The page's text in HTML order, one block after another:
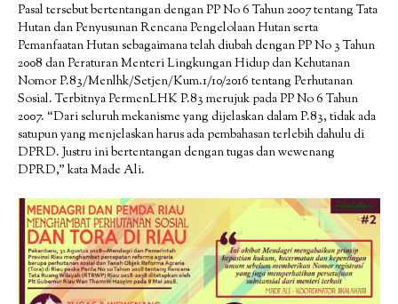
Pasal tersebut bertentangan dengan PP No 6 Tahun 2007 tentang Tata
Hutan dan Penyusunan Rencana Pengelolaan Hutan serta
Pemanfaatan Hutan sebagaimana telah diubah dengan PP No 3 Tahun
2008 dan Peraturan Menteri Lingkungan Hidup dan Kehutanan
Nomor P.83/Menlhk/Setjen/Kum.1/10/2016 tentang Perhutanan
Sosial. Terbitnya PermenLHK P.83 merujuk pada PP No 6 Tahun
2007. “Dari seluruh mekanisme yang dijelaskan dalam P.83, tidak ada
satupun yang menjelaskan harus ada pembahasan terlebih dahulu di
DPRD. Justru ini bertentangan dengan tugas dan wewenang
DPRD,” kata Made Ali.